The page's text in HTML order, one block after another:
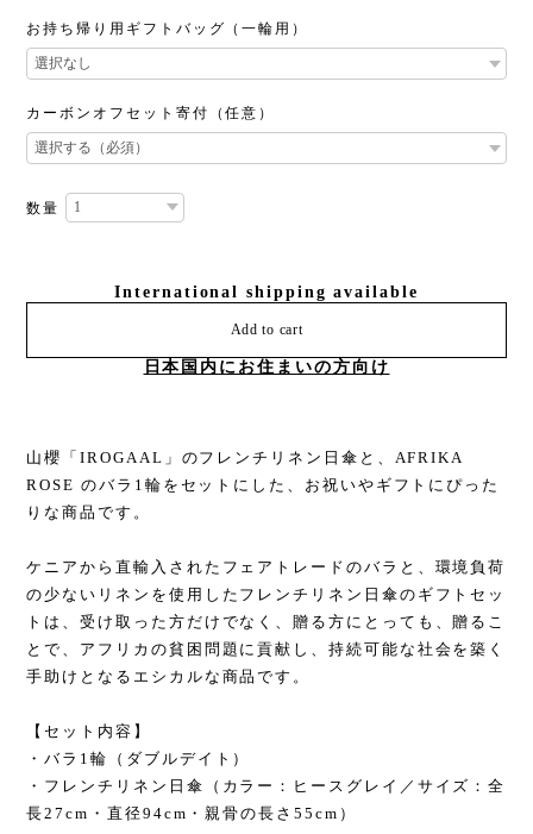
お持ち帰り用ギフトバッグ（一輪用）
カーボンオフセット寄付（任意）
数量
International shipping available
Add to cart
日本国内にお住まいの方向け
山櫻「IROGAAL」のフレンチリネン日傘と、AFRIKA
ROSE のバラ1輪をセットにした、お祝いやギフトにぴった
りな商品です。
ケニアから直輸入されたフェアトレードのバラと、環境負荷
の少ないリネンを使用したフレンチリネン日傘のギフトセッ
トは、受け取った方だけでなく、贈る方にとっても、贈るこ
とで、アフリカの貧困問題に貢献し、持続可能な社会を築く
手助けとなるエシカルな商品です。
【セット内容】
・バラ1輪（ダブルデイト）
・フレンチリネン日傘（カラー：ヒースグレイ／サイズ：全
長27cm・直径94cm・親骨の長さ55cm）